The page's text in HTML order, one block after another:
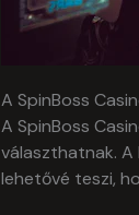
A SpinBoss
A SpinBoss
választhatnak.
lehetővé teszi,